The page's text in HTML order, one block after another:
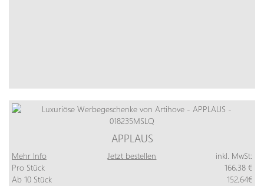
APPLAUS
Mehr Info Jetzt bestellen
inkl. MwSt:
Pro Stück
166,38 €
Ab 10 Stück
152,64€